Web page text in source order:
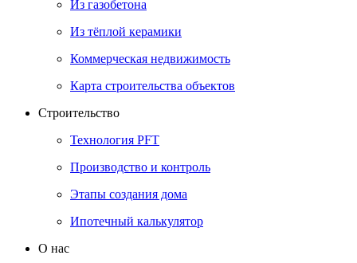
Из газобетона
Из тёплой керамики
Коммерческая недвижимость
Карта строительства объектов
Строительство
Технология PFT
Производство и контроль
Этапы создания дома
Ипотечный калькулятор
О нас